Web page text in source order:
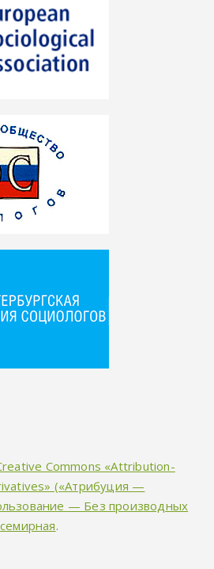
Commons «Attribution-
(«Атрибуция —
— Без производных
.